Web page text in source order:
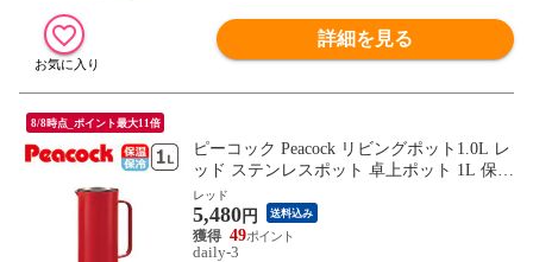
詳細を見る
8/8時点_ポイント最大11倍
ピーコック Peacock リビングポット1.0L レ
ッド ステンレスポット 卓上ポット 1L 保冷
保温 ハンディポット 保温ポット 1リット
ル ピーコック魔法瓶 AHW-100【北海道・
沖縄は990円加算】 pckahw100-r
レッド
5,480円 送料込み
49
daily-3